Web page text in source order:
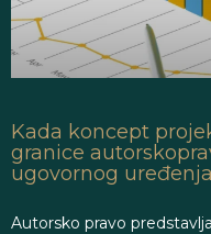
Kada koncept
granice
ugovornog
Autorsko pravo